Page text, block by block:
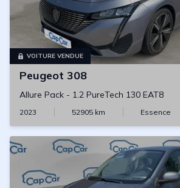
VOITURE VENDUE
Peugeot 308
Allure Pack - 1.2 PureTech 130 EAT8
2023 52905 km Essence